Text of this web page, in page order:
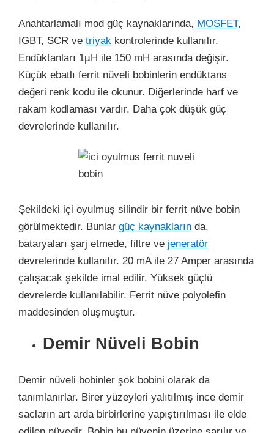
Anahtarlamalı mod güç kaynaklarında, MOSFET,
IGBT, SCR ve triyak kontrolerinde kullanılır.
Endüktanları 1µH ile 150 mH arasında değişir.
Küçük ebatlı ferrit nüveli bobinlerin endüktans
değeri renk kodu ile okunur. Diğerlerinde harf ve
rakam kodlaması vardır. Daha çok düşük güç
devrelerinde kullanılır.
Şekildeki içi oyulmuş silindir bir ferrit nüve bobin
görülmektedir. Bunlar güç kaynakların da,
bataryaları şarj etmede, filtre ve jeneratör
devrelerinde kullanılır. 20 mA ile 27 Amper arasında
çalışacak şekilde imal edilir. Yüksek güçlü
devrelerde kullanılabilir. Ferrit nüve polyolefin
maddesinden oluşmuştur.
Demir Nüveli Bobin
Demir nüveli bobinler şok bobini olarak da
tanımlanırlar. Birer yüzeyleri yalıtılmış ince demir
sacların art arda birbirlerine yapıştırılması ile elde